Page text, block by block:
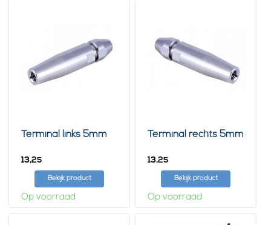
Terminal links 5mm
13,25
Bekijk product
Op voorraad
Terminal rechts 5mm
13,25
Bekijk product
Op voorraad